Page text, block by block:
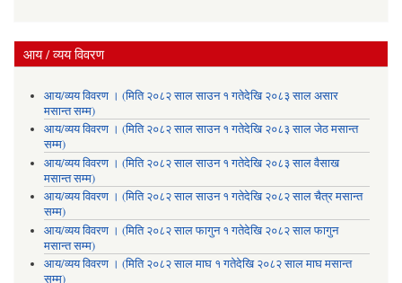
आय / व्यय विवरण
आय/व्यय विवरण । (मिति २०८२ साल साउन १ गतेदेखि २०८३ साल असार
मसान्त सम्म)
आय/व्यय विवरण । (मिति २०८२ साल साउन १ गतेदेखि २०८३ साल जेठ मसान्त
सम्म)
आय/व्यय विवरण । (मिति २०८२ साल साउन १ गतेदेखि २०८३ साल वैसाख
मसान्त सम्म)
आय/व्यय विवरण । (मिति २०८२ साल साउन १ गतेदेखि २०८२ साल चैत्र मसान्त
सम्म)
आय/व्यय विवरण । (मिति २०८२ साल फागुन १ गतेदेखि २०८२ साल फागुन
मसान्त सम्म)
आय/व्यय विवरण । (मिति २०८२ साल माघ १ गतेदेखि २०८२ साल माघ मसान्त
सम्म)